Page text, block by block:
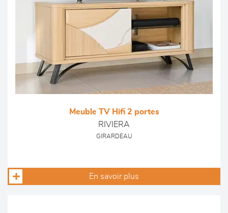
Meuble TV Hifi 2 portes
RIVIERA
GIRARDEAU
En savoir plus